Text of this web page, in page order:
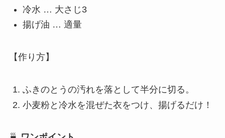
冷水 … 大さじ3
揚げ油 … 適量
【作り方】
ふきのとうの汚れを落として半分に切る。
小麦粉と冷水を混ぜた衣をつけ、揚げるだけ！